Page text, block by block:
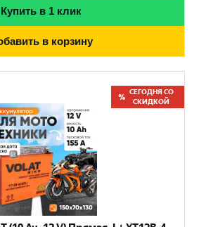
Купить в 1 клик
в корзину
СЕГОДНЯ СО
СКИДКОЙ